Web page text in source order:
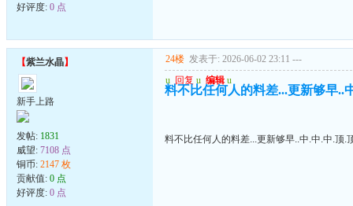
好评度: 0 点
【紫兰水晶】
新手上路
发帖: 1831
威望: 7108 点
铜币: 2147 枚
贡献值: 0 点
好评度: 0 点
24楼 发表于: 2026-06-02 23:11 ---
u 回复 u 编辑 u
料不比任何人的料差...更新够早..
料不比任何人的料差...更新够早..中.中.中.顶.